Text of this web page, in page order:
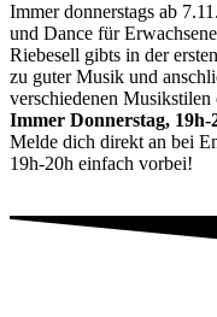
Immer donnerstags ab
und Dance für
Riebesell gibts in der
zu guter Musik und
verschiedenen Musikstilen
Immer Donnerstag,
Melde dich direkt an bei
19h-20h einfach vorbei!